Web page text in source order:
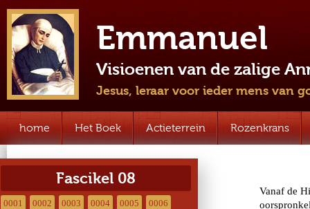
Emmanuel
Visioenen van de zalige
Jesus, leraar voor ieder mens van
home Het Boek Actieterrein Rozenkrans
Fascikel 08
0001 0002 0003 0004 0005 0006